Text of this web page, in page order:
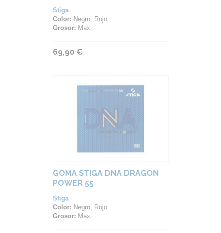
Stiga
Color: Negro, Rojo
Grosor: Max
69,90 €
GOMA STIGA DNA DRAGON
POWER 55
Stiga
Color: Negro, Rojo
Grosor: Max